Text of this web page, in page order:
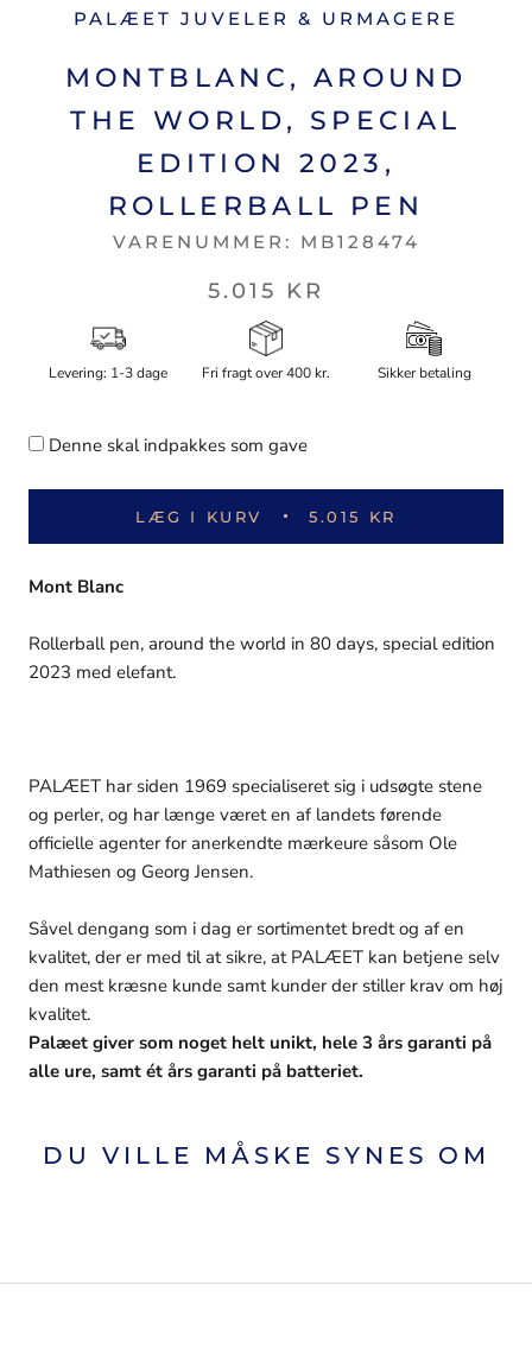
PALÆET JUVELER & URMAGERE
MONTBLANC, AROUND
THE WORLD, SPECIAL
EDITION 2023,
ROLLERBALL PEN
VARENUMMER: MB128474
5.015 KR
Levering: 1-3 dage Fri fragt over 400 kr. Sikker betaling
Denne skal indpakkes som gave
LÆG I KURV 5.015 KR
Mont Blanc
Rollerball pen, around the world in 80 days, special edition
2023 med elefant.
PALÆET har siden 1969 specialiseret sig i udsøgte stene
og perler, og har længe været en af landets førende
officielle agenter for anerkendte mærkeure såsom Ole
Mathiesen og Georg Jensen.
Såvel dengang som i dag er sortimentet bredt og af en
kvalitet, der er med til at sikre, at PALÆET kan betjene selv
den mest kræsne kunde samt kunder der stiller krav om høj
kvalitet.
Palæet giver som noget helt unikt, hele 3 års garanti på
alle ure, samt ét års garanti på batteriet.
DU VILLE MÅSKE SYNES OM